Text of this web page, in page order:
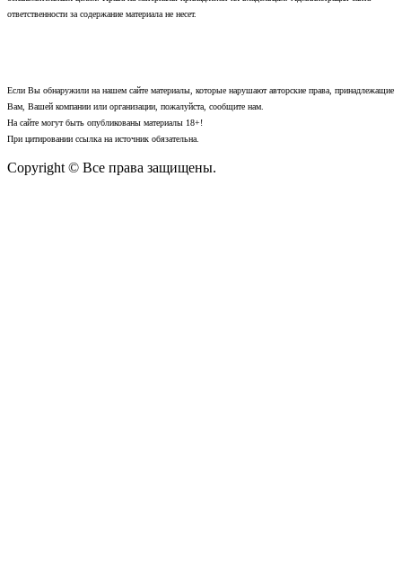
ответственности за содержание материала не несет.
Если Вы обнаружили на нашем сайте материалы, которые нарушают авторские права, принадлежащие
Вам, Вашей компании или организации, пожалуйста, сообщите нам.
На сайте могут быть опубликованы материалы 18+!
При цитировании ссылка на источник обязательна.
Copyright © Все права защищены.